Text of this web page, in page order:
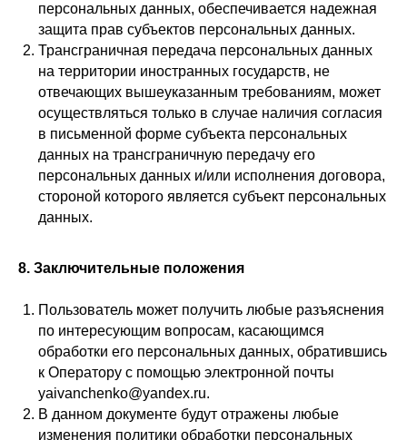
персональных данных, обеспечивается надежная
защита прав субъектов персональных данных.
Трансграничная передача персональных данных
на территории иностранных государств, не
отвечающих вышеуказанным требованиям, может
осуществляться только в случае наличия согласия
в письменной форме субъекта персональных
данных на трансграничную передачу его
персональных данных и/или исполнения договора,
стороной которого является субъект персональных
данных.
8. Заключительные положения
Пользователь может получить любые разъяснения
по интересующим вопросам, касающимся
обработки его персональных данных, обратившись
к Оператору с помощью электронной почты
yaivanchenko@yandex.ru.
В данном документе будут отражены любые
изменения политики обработки персональных